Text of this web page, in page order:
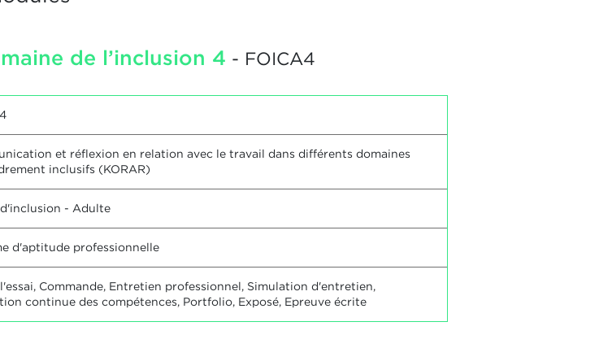
de l’inclusion 4 - FOICA4
et réflexion en relation avec le travail dans différents domaines
inclusifs (KORAR)
- Adulte
d'aptitude professionnelle
l'essai, Commande, Entretien professionnel, Simulation d'entretien,
continue des compétences, Portfolio, Exposé, Epreuve écrite